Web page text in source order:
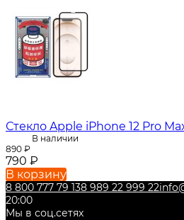
Стекло Apple iPhone 12 Pro
В наличии
890 ₽
790 ₽
В корзину
8 800 777 79 138 989 22 999 22
20:00
Мы в соц.сетях